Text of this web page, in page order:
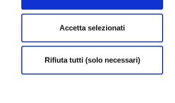
Accetta selezionati
Rifiuta tutti (solo necessari)